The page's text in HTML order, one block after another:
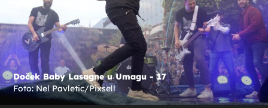
Doček Baby Lasagne u Umagu - 17
Foto: Nel Pavletic/Pixsell